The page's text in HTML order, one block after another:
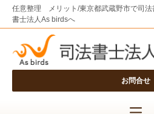
任意整理 メリット/東京都武蔵野市で司法
書士法人As birdsへ
お問合せ